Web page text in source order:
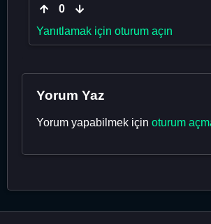
0
Yanıtlamak için oturum açın
Yorum Yaz
Yorum yapabilmek için oturum